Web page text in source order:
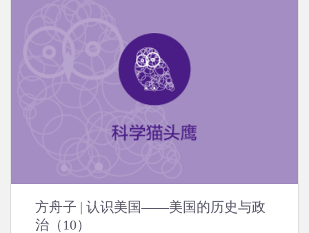
方舟子 | 认识美国——美国的历史与政
治（10）